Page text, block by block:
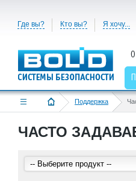
Где вы? Кто вы? Я хочу...
Поддержка
ЧАСТО